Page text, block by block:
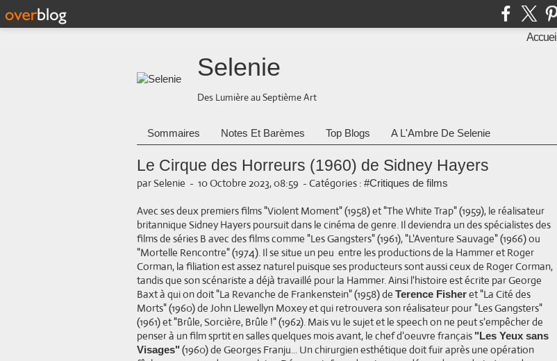
Accueil
Selenie
Des Lumière au Septième Art
Sommaires Notes Et Barèmes Top Blogs A L'Ambre De Selenie
Le Cirque des Horreurs (1960) de Sidney Hayers
par Selenie - 10 Octobre 2023, 08:59 - Catégories : #Critiques de films
Avec ses deux premiers films "Violent Moment" (1958) et "The White Trap" (1959), le réalisateur
britannique Sidney Hayers poursuit dans le cinéma de genre. Il deviendra un des spécialistes des
films de séries B avec des films comme "Les Gangsters" (1961), "L'Aventure Sauvage" (1966) ou
"Mortelle Rencontre" (1974). Il se situe un peu entre les productions de la Hammer et Roger
Corman, la filiation est assez naturel puisque ses producteurs sont aussi ceux de Roger Corman,
tandis que son scénariste a déjà travaillé pour la Hammer. Ainsi l'histoire est écrite par George
Baxt à qui on doit "La Revanche de Frankenstein" (1958) de Terence Fisheret "La Cité des
Morts" (1960) de John Llewellyn Moxey et qui retrouvera son réalisateur pour "Les Gangsters"
(1961) et "Brûle, Sorcière, Brûle !" (1962). Mais vu le sujet et le speech on ne peut s'empêcher de
penser à un film sprtit en salles quelques mois avant, le chef d'oeuvre français "Les Yeux sans
Visages" (1960) de Georges Franju... Un chirurgien esthétique doit fuir après une opération